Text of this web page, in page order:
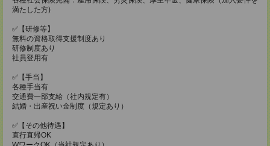
満たした方)
✅【研修等】
無料の資格取得支援制度あり
研修制度あり
社員登用有
✅【手当】
各種手当有
交通費一部支給（社内規定有）
結婚・出産祝い金制度（規定あり）
✅【その他待遇】
直行直帰OK